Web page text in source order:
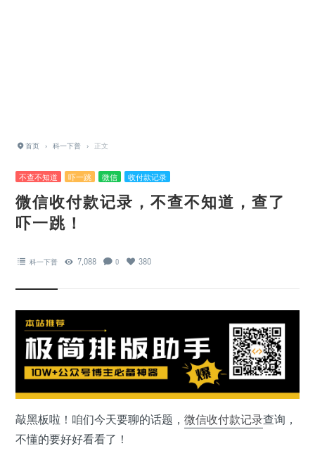
首页 › 科一下普 › 正文
不查不知道 吓一跳 微信 收付款记录
微信收付款记录，不查不知道，查了
吓一跳！
科一下普 7,088 0 380
敲黑板啦！咱们今天要聊的话题， 微信收付款记录查询，
不懂的要好好看看了！